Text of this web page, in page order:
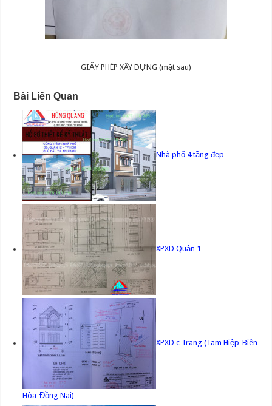
GIẤY PHÉP XÂY DỰNG (mặt sau)
Bài Liên Quan
Nhà phố 4 tầng đẹp
XPXD Quận 1
XPXD c Trang (Tam Hiệp-Biên
Hòa-Đồng Nai)